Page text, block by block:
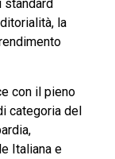
standard
la
con il pieno
categoria del
Italiana e